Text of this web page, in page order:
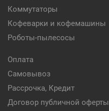
Коммутаторы
Кофеварки и кофемашины
Роботы-пылесосы
Оплата
Самовывоз
Рассрочка, Кредит
Договор публичной оферты